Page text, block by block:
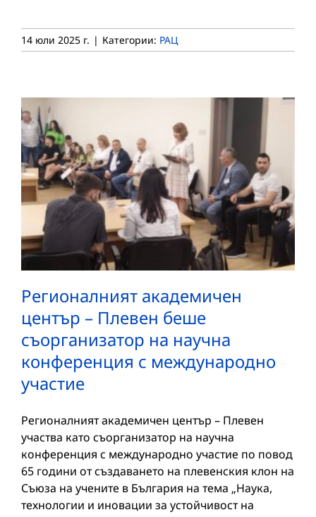
14 юли 2025 г. | Категории: РАЦ
Регионалният академичен
център – Плевен беше
съорганизатор на научна
конференция с международно
участие
Регионалният академичен център – Плевен
участва като съорганизатор на научна
конференция с международно участие по повод
65 години от създаването на плевенския клон на
Съюза на учените в България на тема „Наука,
технологии и иновации за устойчивост на